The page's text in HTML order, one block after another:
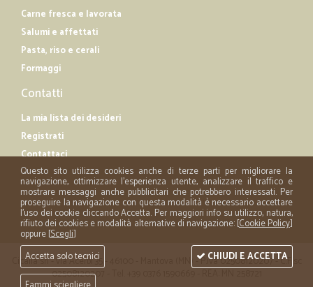
Carne fresca e lavorata
Salumi e affettati
Pasta, riso e cerali
Formaggi
Contatti
La mia lista dei desideri
Registrati
Contattaci
Cicalia srl - via Acerbi 35 - 46100 - Mantova (MN) - P.iva 02508120207 - C.Fisc
02508120207 - Tel. +39 0376 1590669 - REA: MN 258721
Questo sito utilizza cookies anche di terze parti per migliorare la
navigazione, ottimizzare l'esperienza utente, analizzare il traffico e
mostrare messaggi anche pubblicitari che potrebbero interessati. Per
proseguire la navigazione con questa modalità è necessario accettare
l'uso dei cookie cliccando Accetta. Per maggiori info su utilizzo, natura,
rifiuto dei cookies e modalità alternative di navigazione: [Cookie Policy]
oppure [Scegli]
Accetta solo tecnici
CHIUDI E ACCETTA